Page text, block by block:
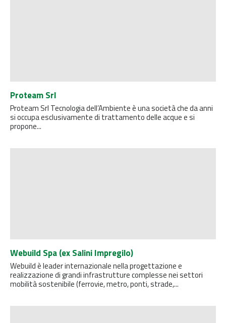
Proteam Srl
Proteam Srl Tecnologia dell’Ambiente è una società che da anni
si occupa esclusivamente di trattamento delle acque e si
propone...
Webuild Spa (ex Salini Impregilo)
Webuild è leader internazionale nella progettazione e
realizzazione di grandi infrastrutture complesse nei settori
mobilità sostenibile (ferrovie, metro, ponti, strade,...